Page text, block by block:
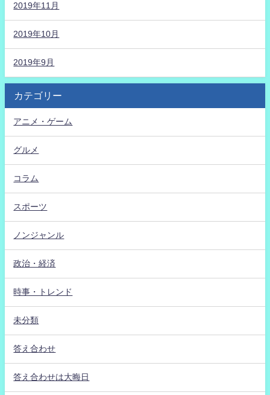
2019年11月
2019年10月
2019年9月
カテゴリー
アニメ・ゲーム
グルメ
コラム
スポーツ
ノンジャンル
政治・経済
時事・トレンド
未分類
答え合わせ
答え合わせは大晦日